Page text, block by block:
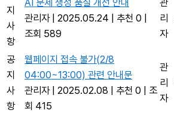
지
사
항
AI 문제 생성 품질 개선 안내
관리자
2025.05.24 추천 0
조회 589
관
리
자
공
지
사
항
웹페이지 접속 불가(2/8
04:00~13:00) 관련 안내문
관리자
2025.02.08 추천 0
조
회 415
관
리
자